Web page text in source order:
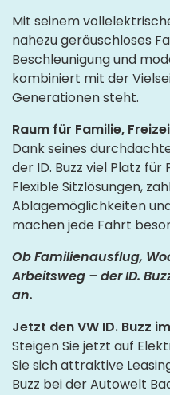
Mit seinem
nahezu geräuschloses
Beschleunigung und
kombiniert mit der
Generationen steht.
Raum für Familie,
Dank seines
der ID. Buzz viel Platz
Flexible Sitzlösungen,
Ablagemöglichkeiten
machen jede Fahrt
Ob Familienausflug,
Arbeitsweg – der ID.
an.
Jetzt den VW ID. Buzz
Steigen Sie jetzt auf
Sie sich attraktive
Buzz bei der Autowelt